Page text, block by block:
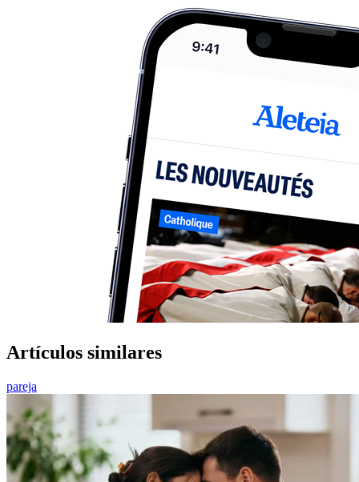
Artículos similares
pareja